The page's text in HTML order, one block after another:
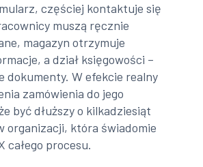
częściej kontaktuje się
muszą ręcznie
magazyn otrzymuje
a dział księgowości –
dokumenty. W efekcie realny
zamówienia do jego
być dłuższy o kilkadziesiąt
organizacji, która świadomie
całego procesu.